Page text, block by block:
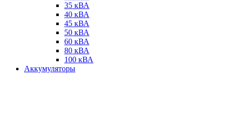
35 кВА
40 кВА
45 кВА
50 кВА
60 кВА
80 кВА
100 кВА
Аккумуляторы